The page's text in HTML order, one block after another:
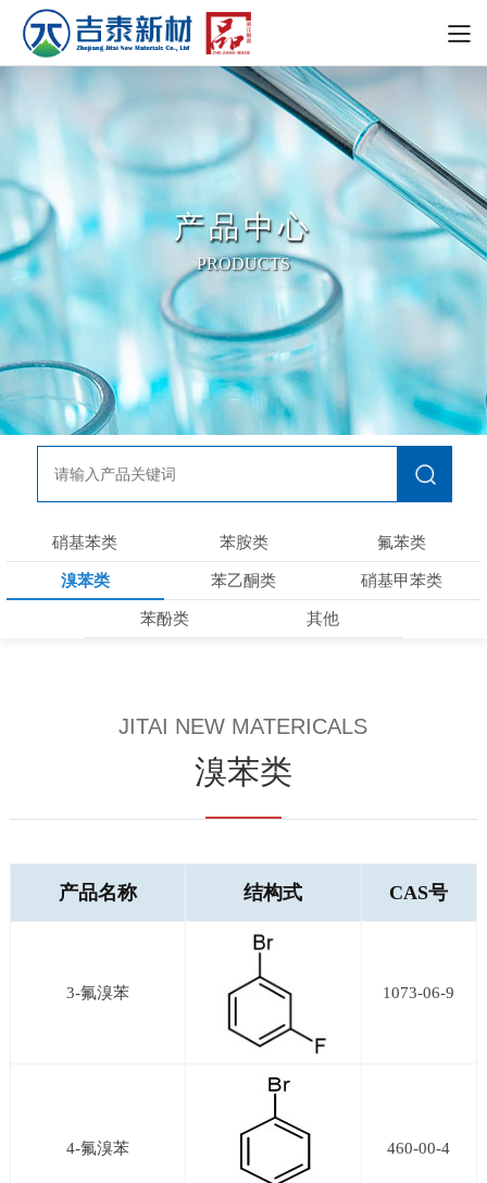
产品中心
PRODUCTS
硝基苯类 苯胺类 氟苯类
溴苯类 苯乙酮类 硝基甲苯类
苯酚类 其他
JITAI NEW MATERICALS
溴苯类
产品名称 结构式 CAS号
3-氟溴苯 1073-06-9
4-氟溴苯 460-00-4